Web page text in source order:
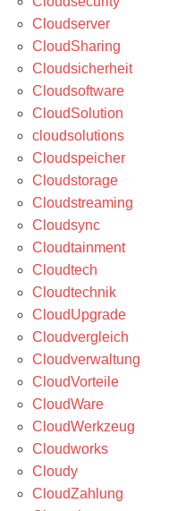
Cloudserver
CloudSharing
Cloudsicherheit
Cloudsoftware
CloudSolution
cloudsolutions
Cloudspeicher
Cloudstorage
Cloudstreaming
Cloudsync
Cloudtainment
Cloudtech
Cloudtechnik
CloudUpgrade
Cloudvergleich
Cloudverwaltung
CloudVorteile
CloudWare
CloudWerkzeug
Cloudworks
Cloudy
CloudZahlung